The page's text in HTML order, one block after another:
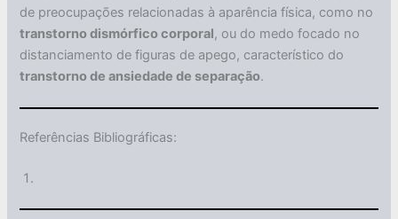
de preocupações relacionadas à aparência física, como no
transtorno dismórfico corporal, ou do medo focado no
distanciamento de figuras de apego, característico do
transtorno de ansiedade de separação.
Referências Bibliográficas: